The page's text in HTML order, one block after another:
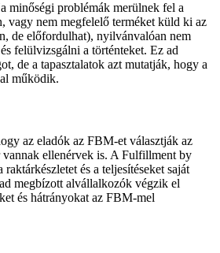
minőségi problémák merülnek fel a
vagy nem megfelelő terméket küld ki az
de előfordulhat), nyilvánvalóan nem
felülvizsgálni a történteket. Ez ad
de a tapasztalatok azt mutatják, hogy a
működik.
az eladók az FBM-et választják az
ellenérvek is. A Fulfillment by
és a teljesítéseket saját
megbízott alvállalkozók végzik el
és hátrányokat az FBM-mel